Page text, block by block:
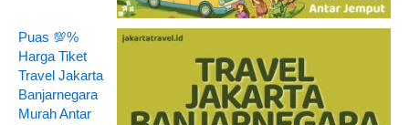
Puas 💯%
Harga Tiket
Travel Jakarta
Banjarnegara
Murah Antar